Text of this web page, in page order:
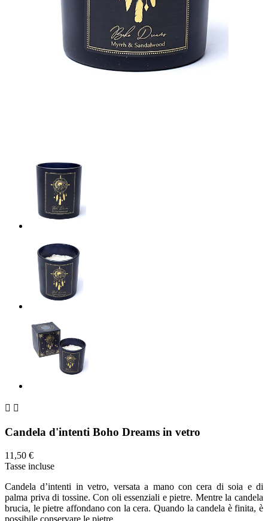
 
Candela d'intenti Boho Dreams in vetro
11,50 €
Tasse incluse
Candela d’intenti in vetro, versata a mano con cera di soia e di
palma priva di tossine. Con oli essenziali e pietre. Mentre la candela
brucia, le pietre affondano con la cera. Quando la candela è finita, è
possibile conservare le pietre.